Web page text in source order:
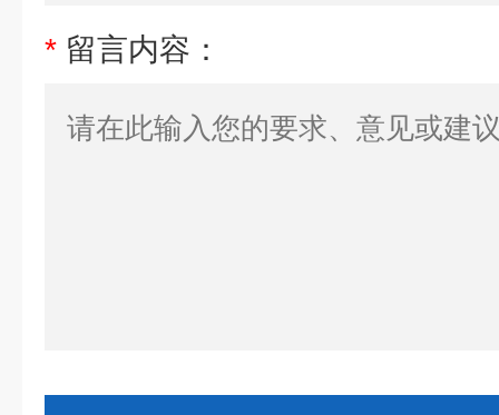
* 留言内容：